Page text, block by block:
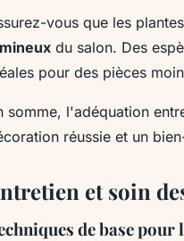
vous que les
du salon. Des
pour des pièces
somme, l'adéquation
réussie et un
et soin
de base